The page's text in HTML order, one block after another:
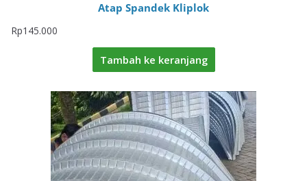
Atap Spandek Kliplok
Rp145.000
Tambah ke keranjang